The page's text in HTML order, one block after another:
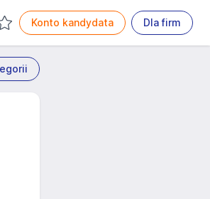
Konto kandydata Dla firm